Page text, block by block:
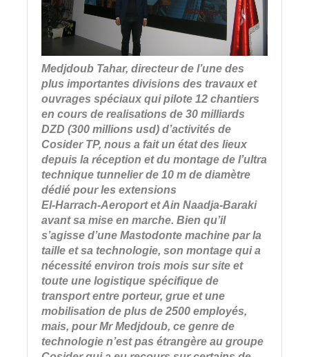
Medjdoub Tahar, directeur de l’une des
plus importantes divisions des travaux et
ouvrages spéciaux qui pilote 12 chantiers
en cours de realisations de 30 milliards
DZD (300 millions usd) d’activités de
Cosider TP, nous a fait un état des lieux
depuis la réception et du montage de l’ultra
technique tunnelier de 10 m de diamètre
dédié pour les extensions
El-Harrach-Aeroport et Ain Naadja-Baraki
avant sa mise en marche. Bien qu’il
s’agisse d’une Mastodonte machine par la
taille et sa technologie, son montage qui a
nécessité environ trois mois sur site et
toute une logistique spécifique de
transport entre porteur, grue et une
mobilisation de plus de 2500 employés,
mais, pour Mr Medjdoub, ce genre de
technologie n’est pas étrangère au groupe